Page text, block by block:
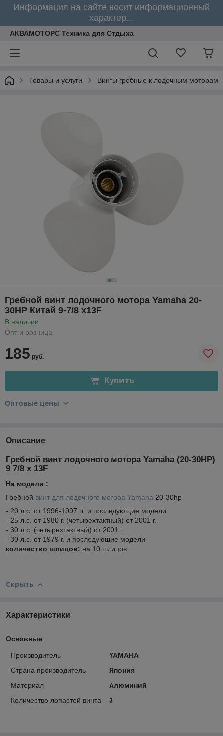
Информация на сайте носит информационный
характер...
АКВАМОТОРС Техника для Отдыха
Товары и услуги Винты гребные к лодочным моторам
Гребной винт лодочного мотора Yamaha 20-
30HP Китай 9-7/8 х13F
В наличии
Опт и розница
185 руб.
Купить
Оптовые цены
Описание
Гребной винт лодочного мотора Yamaha (20-30HP)
9 7/8 х 13F
На модели :
Гребной винт для лодочного мотора Yamaha 20-30hp
- 20 л.с. от 1996-1997 гг. и последующие модели
- 25 л.с. от 1980 г. (четырехтактный) от 2001 г.
- 30 л.с. (четырехтактный) от 2001 г.
- 30 л.с. от 1979 г. и последующие модели
количество шлицов: на 10 шлицов
Скрыть
Характеристики
Основные
Производитель
YAMAHA
Страна производитель
Япония
Материал
Алюминий
Количество лопастей винта
3